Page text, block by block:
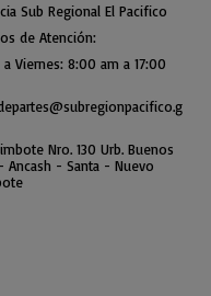
Sub Regional El Pacifico
de Atención:
a Viernes: 8:00 am a 17:00
ifico.g
Nro. 130 Urb. Buenos
Ancash - Santa - Nuevo